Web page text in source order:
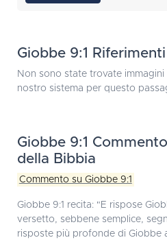
Giobbe 9:1
Non sono state trovate
nostro sistema per questo
Giobbe 9:1
della Bibbia
Commento su Giobbe 9:1
Giobbe 9:1 recita: "E rispose
versetto, sebbene semplice,
risposte più profonde di Giobbe